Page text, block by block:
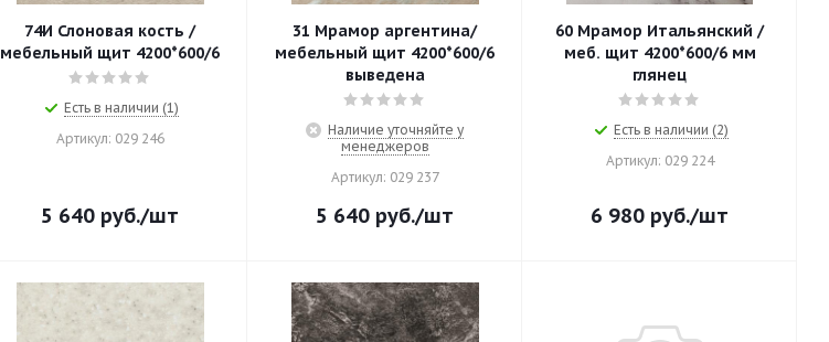
74И Слоновая кость /
мебельный щит 4200*600/6
Есть в наличии (1)
Артикул: 029 246
5 640 руб./шт
31 Мрамор аргентина/
мебельный щит 4200*600/6
выведена
Наличие уточняйте у
менеджеров
Артикул: 029 237
5 640 руб./шт
60 Мрамор Итальянский /
меб. щит 4200*600/6 мм
глянец
Есть в наличии (2)
Артикул: 029 224
6 980 руб./шт